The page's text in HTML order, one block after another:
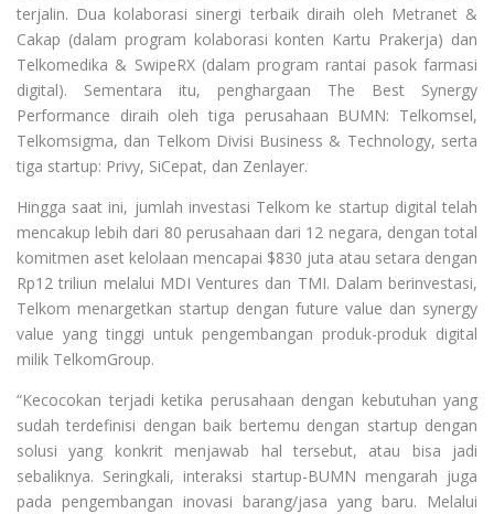
terjalin. Dua kolaborasi sinergi terbaik diraih oleh Metranet &
Cakap (dalam program kolaborasi konten Kartu Prakerja) dan
Telkomedika & SwipeRX (dalam program rantai pasok farmasi
digital). Sementara itu, penghargaan The Best Synergy
Performance diraih oleh tiga perusahaan BUMN: Telkomsel,
Telkomsigma, dan Telkom Divisi Business & Technology, serta
tiga startup: Privy, SiCepat, dan Zenlayer.
Hingga saat ini, jumlah investasi Telkom ke startup digital telah
mencakup lebih dari 80 perusahaan dari 12 negara, dengan total
komitmen aset kelolaan mencapai $830 juta atau setara dengan
Rp12 triliun melalui MDI Ventures dan TMI. Dalam berinvestasi,
Telkom menargetkan startup dengan future value dan synergy
value yang tinggi untuk pengembangan produk-produk digital
milik TelkomGroup.
“Kecocokan terjadi ketika perusahaan dengan kebutuhan yang
sudah terdefinisi dengan baik bertemu dengan startup dengan
solusi yang konkrit menjawab hal tersebut, atau bisa jadi
sebaliknya. Seringkali, interaksi startup-BUMN mengarah juga
pada pengembangan inovasi barang/jasa yang baru. Melalui